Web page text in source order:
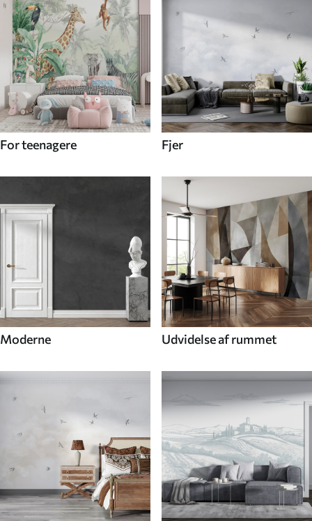
For teenagere Fjer
Moderne Udvidelse af rummet